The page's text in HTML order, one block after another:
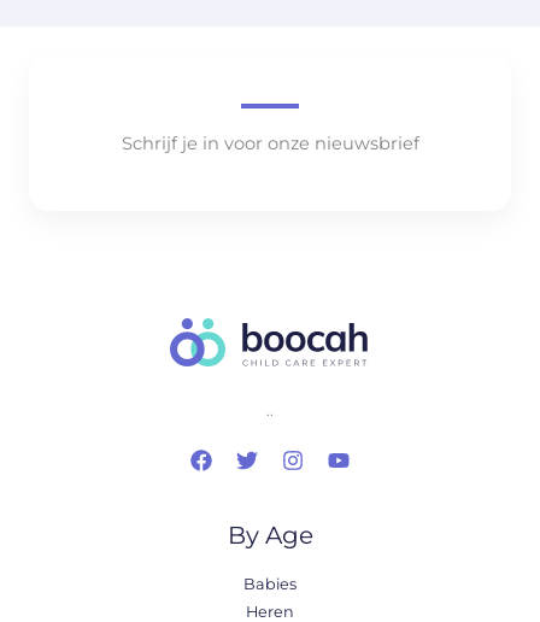
Schrijf je in voor onze nieuwsbrief
..
By Age
Babies
Heren